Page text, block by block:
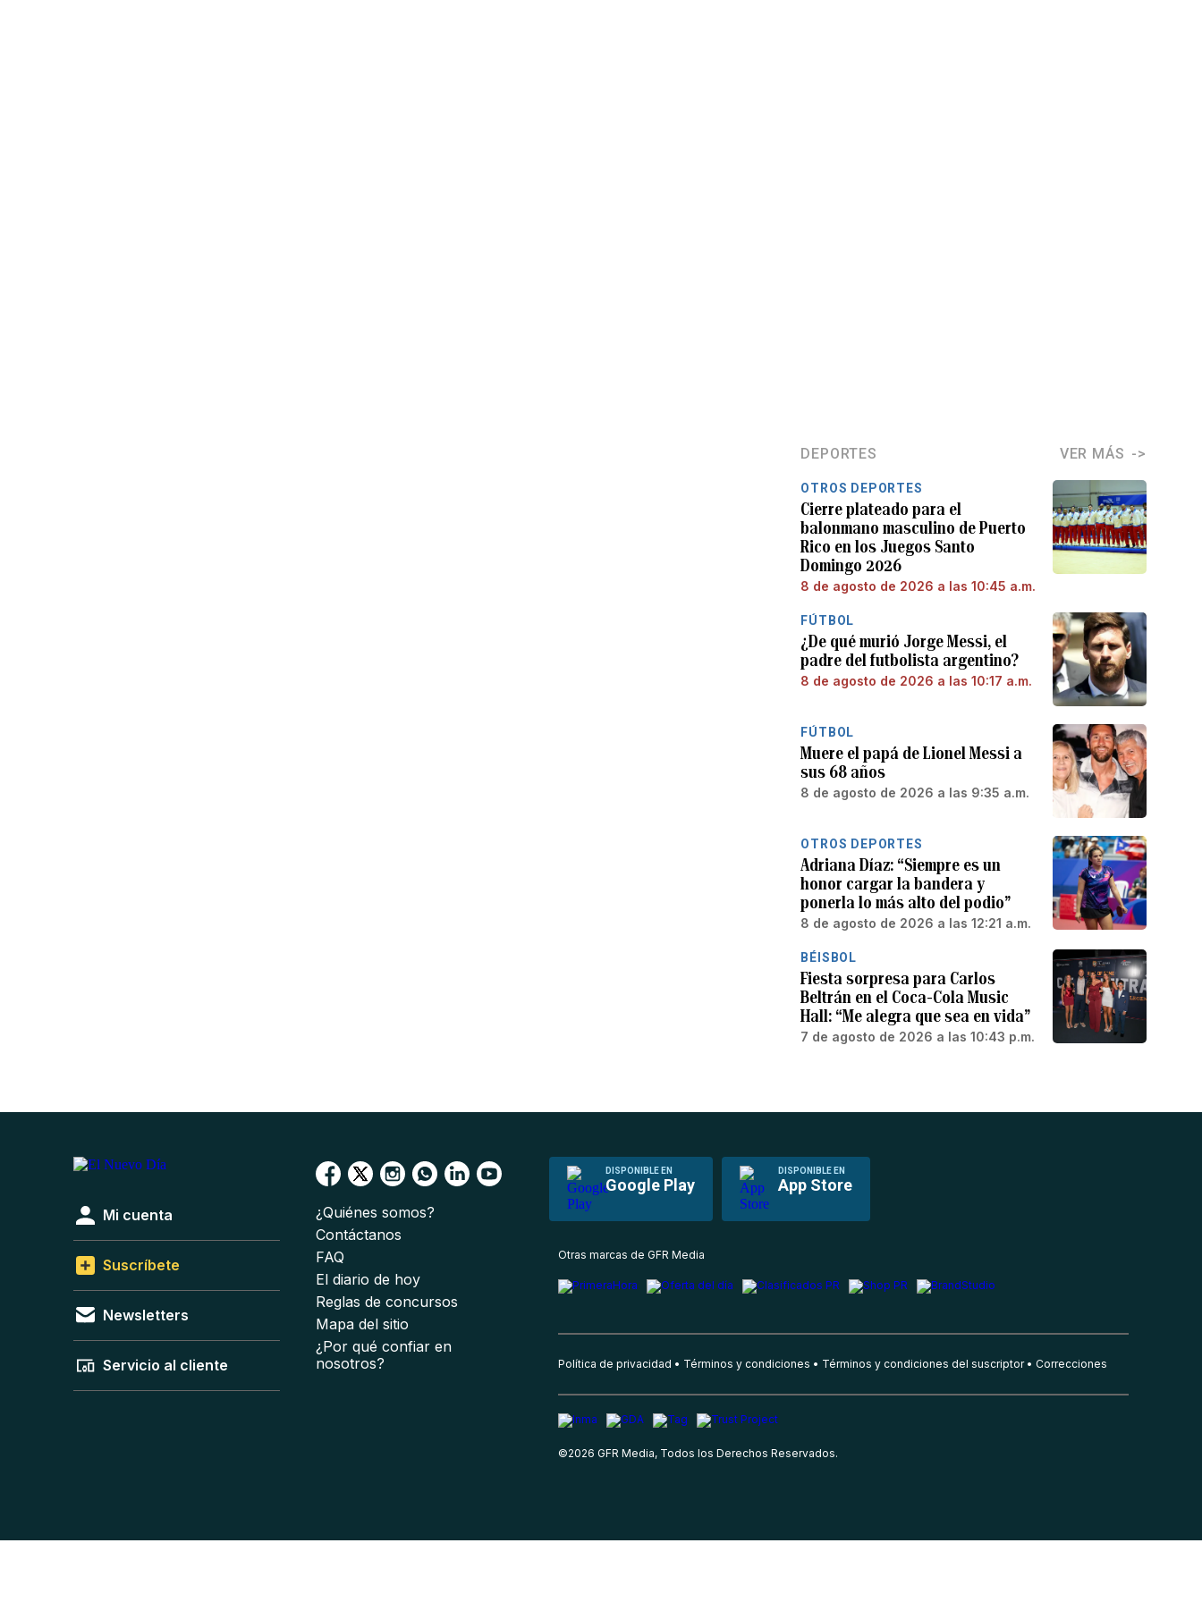
DEPORTES VER MÁS
OTROS DEPORTES
Cierre plateado para el
balonmano masculino de Puerto
Rico en los Juegos Santo
Domingo 2026
8 de agosto de 2026 a las 10:45 a.m.
FÚTBOL
¿De qué murió Jorge Messi, el
padre del futbolista argentino?
8 de agosto de 2026 a las 10:17 a.m.
FÚTBOL
Muere el papá de Lionel Messi a
sus 68 años
8 de agosto de 2026 a las 9:35 a.m.
OTROS DEPORTES
Adriana Díaz: “Siempre es un
honor cargar la bandera y
ponerla lo más alto del podio”
8 de agosto de 2026 a las 12:21 a.m.
BÉISBOL
Fiesta sorpresa para Carlos
Beltrán en el Coca-Cola Music
Hall: “Me alegra que sea en vida”
7 de agosto de 2026 a las 10:43 p.m.
DISPONIBLE EN
Google Play
DISPONIBLE EN
App Store
Mi cuenta
Suscríbete
Newsletters
Servicio al cliente
¿Quiénes somos?
Contáctanos
FAQ
El diario de hoy
Reglas de concursos
Mapa del sitio
¿Por qué confiar en
nosotros?
Otras marcas de GFR Media
Política de privacidad Términos y condiciones Términos y condiciones del suscriptor Correcciones
©2026 GFR Media, Todos los Derechos Reservados.